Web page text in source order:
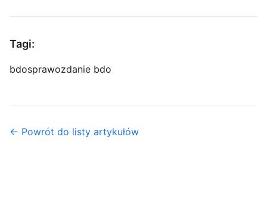
Tagi:
bdosprawozdanie bdo
← Powrót do listy artykułów